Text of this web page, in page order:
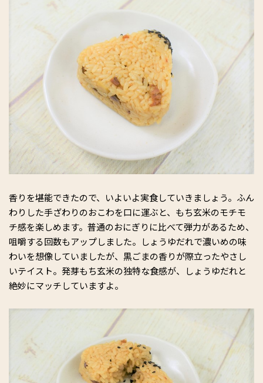
香りを堪能できたので、いよいよ実食していきましょう。ふん
わりした手ざわりのおこわを口に運ぶと、もち玄米のモチモ
チ感を楽しめます。普通のおにぎりに比べて弾力があるため、
咀嚼する回数もアップしました。しょうゆだれで濃いめの味
わいを想像していましたが、黒ごまの香りが際立ったやさし
いテイスト。発芽もち玄米の独特な食感が、しょうゆだれと
絶妙にマッチしていますよ。